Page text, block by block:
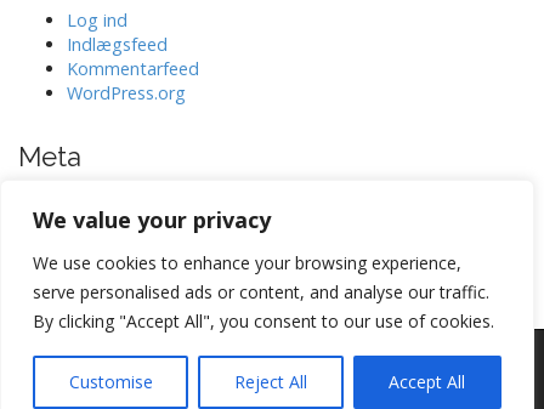
We value your privacy
We use cookies to enhance your browsing experience,
serve personalised ads or content, and analyse our traffic.
By clicking "Accept All", you consent to our use of cookies.
Customise Reject All Accept All
Log ind
Indlægsfeed
Kommentarfeed
WordPress.org
Meta
Indlægsfeed
WordPress.org
Copyright © 2026Hertig . All Rights Reserved.
The Matheson Theme by bavotasan.com.